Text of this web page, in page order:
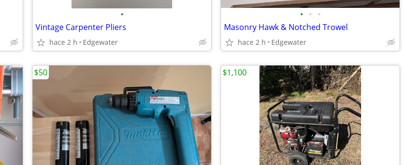
•
Vintage Carpenter Pliers
hace 2 h Edgewater
• • •
Masonry Hawk & Notched Trowel
hace 2 h Edgewater
$50 $1,100